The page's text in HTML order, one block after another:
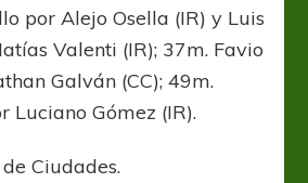
por Alejo Osella (IR) y Luis
Valenti (IR); 37m. Favio
Galván (CC); 49m.
Luciano Gómez (IR).
Ciudades.